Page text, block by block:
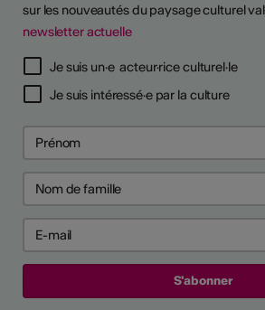
sur les nouveautés du paysage culturel
newsletter actuelle
Je suis un·e acteur·rice culturel·le
Je suis intéressé·e par la culture